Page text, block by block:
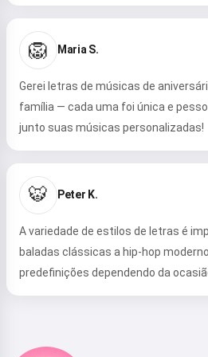
🦁 Maria S.
Gerei letras de músicas de
família — cada uma foi única e
junto suas músicas personalizadas!
🐯 Peter K.
A variedade de estilos de letras é
baladas clássicas a hip-hop
predefinições dependendo da
Oi 👋
poemas e
🥰